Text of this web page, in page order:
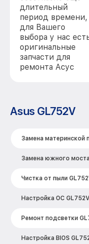
длительный
период времени,
для Вашего
выбора у нас
оригинальные
запчасти для
ремонта Асус
Asus GL752V
Замена материнской
Замена южного
Чистка от пыли
Настройка ОС
Ремонт подсветки
Настройка BIOS